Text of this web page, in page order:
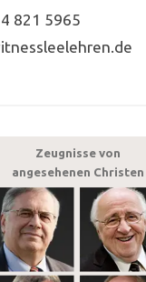
821 5965
Zeugnisse von
angesehenen Christen